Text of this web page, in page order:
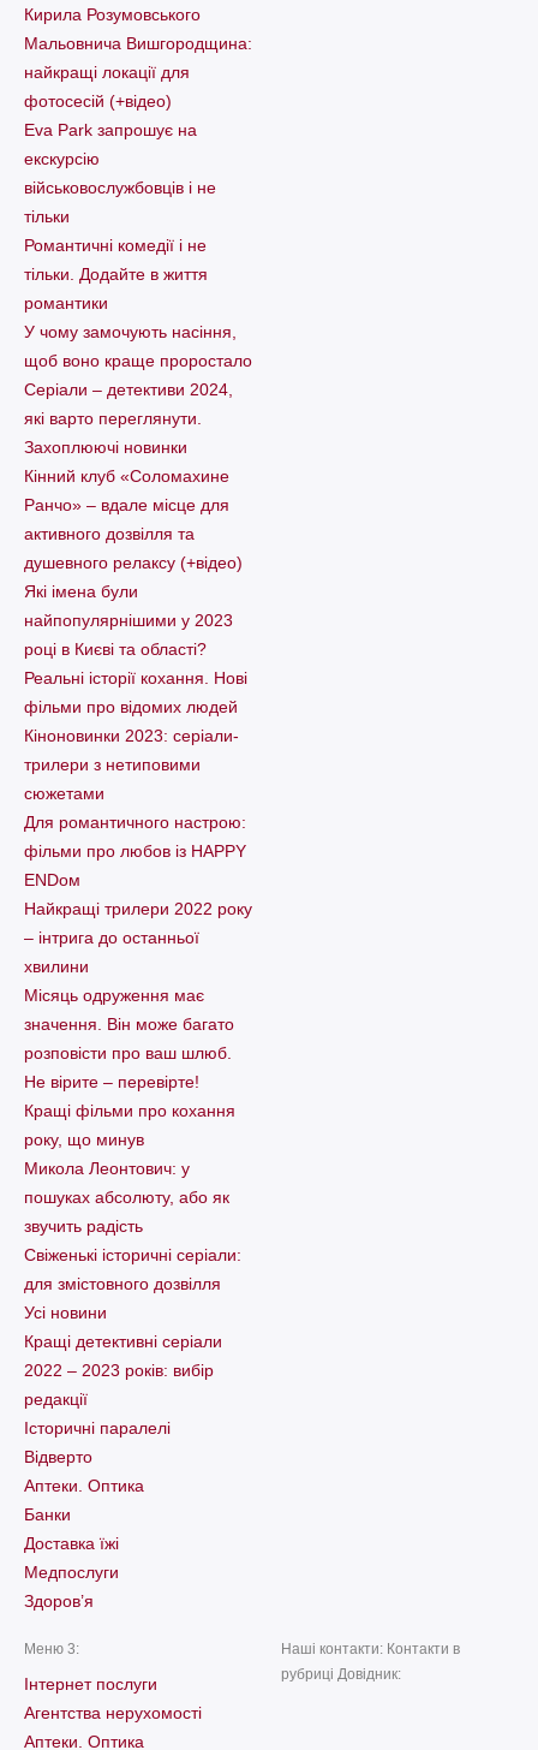
Кирила Розумовського
Мальовнича Вишгородщина:
найкращі локації для
фотосесій (+відео)
Eva Park запрошує на
екскурсію
військовослужбовців і не
тільки
Романтичні комедії і не
тільки. Додайте в життя
романтики
У чому замочують насіння,
щоб воно краще проростало
Серіали – детективи 2024,
які варто пеpеглянути.
Захоплюючі новинки
Кінний клуб «Соломахине
Ранчо» – вдале місце для
активного дозвілля та
душевного релаксу (+відео)
Які імена були
найпопулярнішими у 2023
році в Києві та області?
Реальні історії кохання. Нові
фільми про відомих людей
Кіноновинки 2023: серіали-
трилери з нетиповими
сюжетами
Для романтичного настрою:
фільми про любов із HAPPY
ENDом
Найкращі трилери 2022 року
– інтрига до останньої
хвилини
Місяць одруження має
значення. Він може багато
розповісти про ваш шлюб.
Не вірите – перевірте!
Кращі фільми про кохання
року, що минув
Микола Леонтович: у
пошуках абсолюту, або як
звучить радість
Свіженькі історичні серіали:
для змістовного дозвілля
Усі новини
Кращі детективні серіали
2022 – 2023 років: вибір
редакції
Історичні паралелі
Відверто
Аптеки. Оптика
Банки
Доставка їжі
Медпослуги
Здоров’я
Меню 3:
Інтернет послуги
Агентства нерухомості
Аптеки. Оптика
Наші контакти: Контакти в
рубриці Довідник: